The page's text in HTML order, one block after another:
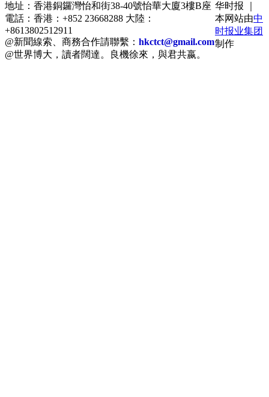
地址：香港銅鑼灣怡和街38-40號怡華大廈3樓B座
電話：香港：+852 23668288 大陸：
+8613802512911
@新聞線索、商務合作請聯繫： hkctct@gmail.com
@世界博大，讀者闊達。良機徐來，與君共嬴。
华时报 ｜
本网站由中
时报业集团
制作